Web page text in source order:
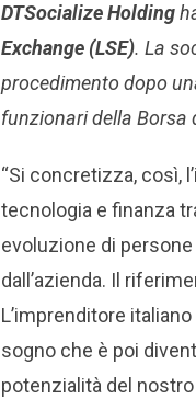
DTSocialize Holding
Exchange (LSE). La
procedimento dopo
funzionari della Borsa
“Si concretizza, così,
tecnologia e finanza
evoluzione di
dall’azienda. Il
L’imprenditore
sogno che è poi
potenzialità del